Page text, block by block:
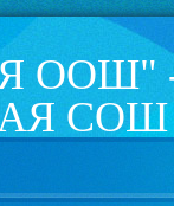
ООШ"
СОШ